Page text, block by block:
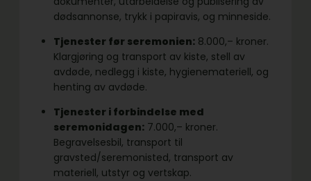
dødsannonse, trykk i papiravis, og minneside.
Tjenester før seremonien: 8.000,– kroner.
Klargjøring og transport av kiste, stell av
avdøde, nedlegg i kiste, hygienemateriell, og
henting av avdøde.
Tjenester i forbindelse med
seremonidagen: 7.000,– kroner.
Begravelsesbil, transport til
gravsted/seremonisted, transport av
materiell, utstyr og vertskap.